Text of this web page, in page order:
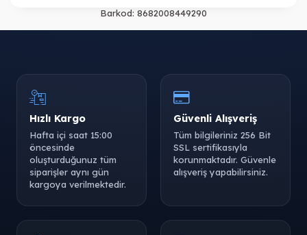
Barkod: 8682008449290
Hızlı Kargo
Hafta içi saat 15:00
öncesinde
oluşturduğunuz tüm
siparişler aynı gün
kargoya verilmektedir.
Güvenli Alışveriş
Tüm bilgileriniz 256 Bit
SSL sertifikasıyla
korunmaktadır. Güvenle
alışveriş yapabilirsiniz.